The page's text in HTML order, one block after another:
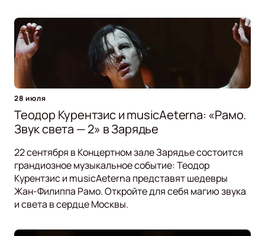
28 июля
Теодор Курентзис и musicAeterna: «Рамо.
Звук света — 2» в Зарядье
22 сентября в Концертном зале Зарядье состоится
грандиозное музыкальное событие: Теодор
Курентзис и musicAeterna представят шедевры
Жан-Филиппа Рамо. Откройте для себя магию звука
и света в сердце Москвы.